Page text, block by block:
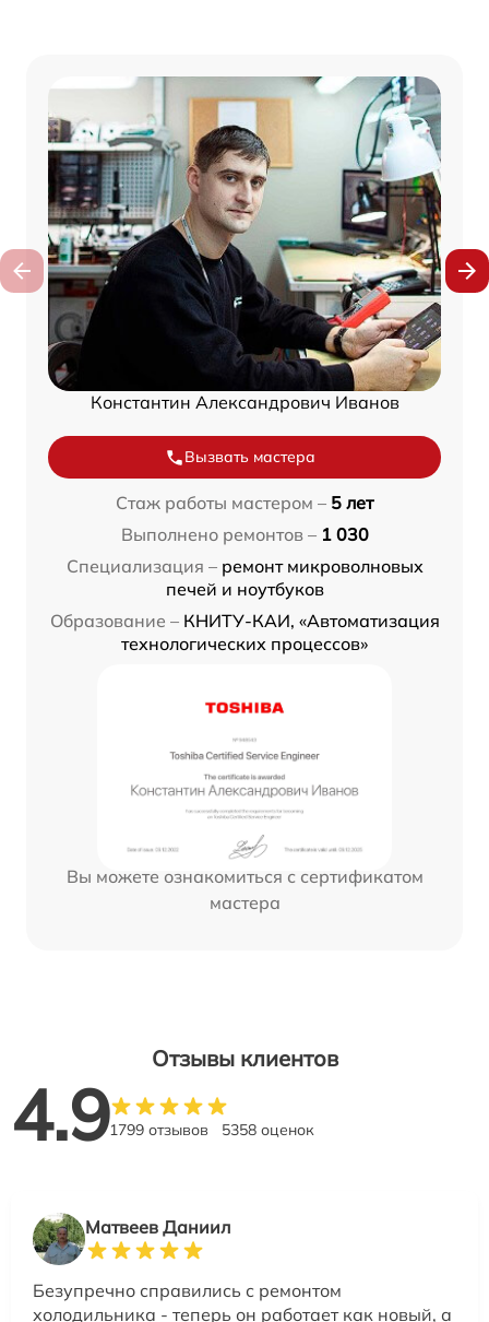
Константин Александрович Иванов
Вызвать мастера
Стаж работы мастером – 5 лет
Выполнено ремонтов – 1 030
Специализация – ремонт микроволновых
печей и ноутбуков
Образование – КНИТУ-КАИ, «Автоматизация
технологических процессов»
Вы можете ознакомиться с сертификатом
мастера
Отзывы клиентов
4.91799 отзывов 5358 оценок
Матвеев Даниил
Безупречно справились с ремонтом
холодильника - теперь он работает как новый, а